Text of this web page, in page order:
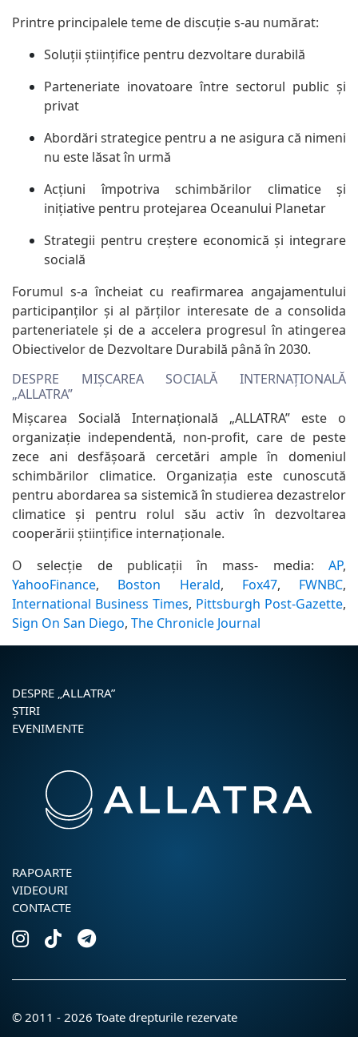
Printre principalele teme de discuție s-au numărat:
Soluții științifice pentru dezvoltare durabilă
Parteneriate inovatoare între sectorul public și
privat
Abordări strategice pentru a ne asigura că nimeni
nu este lăsat în urmă
Acțiuni împotriva schimbărilor climatice și
inițiative pentru protejarea Oceanului Planetar
Strategii pentru creștere economică și integrare
socială
Forumul s-a încheiat cu reafirmarea angajamentului
participanților și al părților interesate de a consolida
parteneriatele și de a accelera progresul în atingerea
Obiectivelor de Dezvoltare Durabilă până în 2030.
DESPRE MIȘCAREA SOCIALĂ INTERNAȚIONALĂ
„ALLATRA”
Mișcarea Socială Internațională „ALLATRA” este o
organizație independentă, non-profit, care de peste
zece ani desfășoară cercetări ample în domeniul
schimbărilor climatice. Organizația este cunoscută
pentru abordarea sa sistemică în studierea dezastrelor
climatice și pentru rolul său activ în dezvoltarea
cooperării științifice internaționale.
O selecție de publicații în mass- media: AP,
YahooFinance, Boston Herald, Fox47, FWNBC,
International Business Times, Pittsburgh Post-Gazette,
Sign On San Diego, The Chronicle Journal
DESPRE „ALLATRA”
ŞTIRI
EVENIMENTE
RAPOARTE
VIDEOURI
CONTACTE
© 2011 - 2026 Toate drepturile rezervate